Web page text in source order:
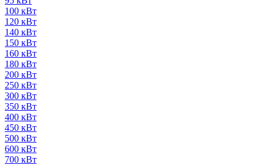
100 кВт
120 кВт
140 кВт
150 кВт
160 кВт
180 кВт
200 кВт
250 кВт
300 кВт
350 кВт
400 кВт
450 кВт
500 кВт
600 кВт
700 кВт